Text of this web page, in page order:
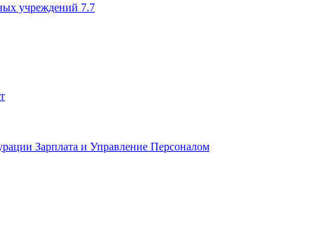
учреждений 7.7
Зарплата и Управление Персоналом